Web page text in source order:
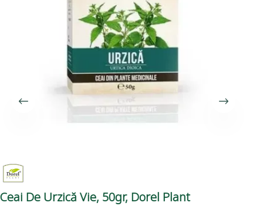
Ceai De Urzică Vie, 50gr, Dorel Plant